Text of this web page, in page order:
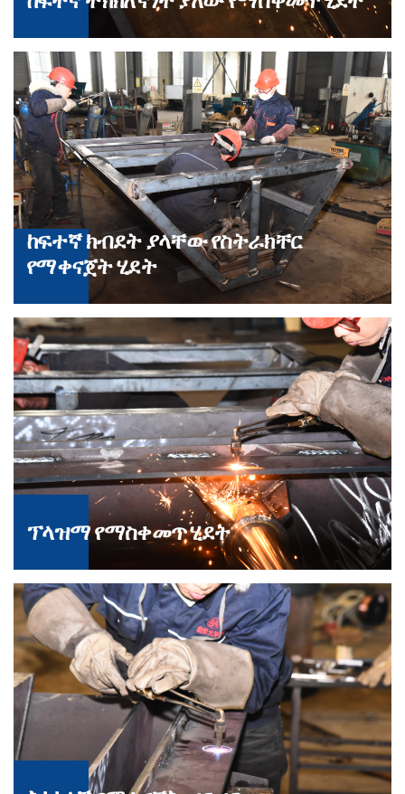
ከፍተኛ ክብደት ያላቸው የስትራክቸር
የማቀናጀት ሂደት
ፕላዝማ የማስቀመጥ ሂደት